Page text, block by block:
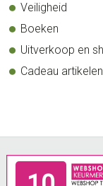
Veiligheid
Boeken
Uitverkoop en
Cadeau artikelen
Footer